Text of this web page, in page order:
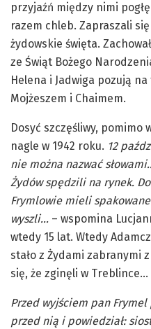
przyjaźń między nimi
razem chleb. Zapraszali
żydowskie święta.
ze Świąt Bożego
Helena i Jadwiga pozują
Mojżeszem i Chaimem.
Dosyć szczęśliwy, pomimo
nagle w 1942 roku. 12
nie można nazwać
Żydów spędzili na rynek.
Frymlowie mieli
wyszli… – wspomina
wtedy 15 lat. Wtedy
stało z Żydami zabranymi
się, że zginęli w Treblince…
Przed wyjściem pan
przed nią i powiedział: